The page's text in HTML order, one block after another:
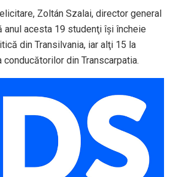
Zoltán Szalai, director general
anul acesta 19 studenţi îşi încheie
din Transilvania, iar alţi 15 la
din Transcarpatia.